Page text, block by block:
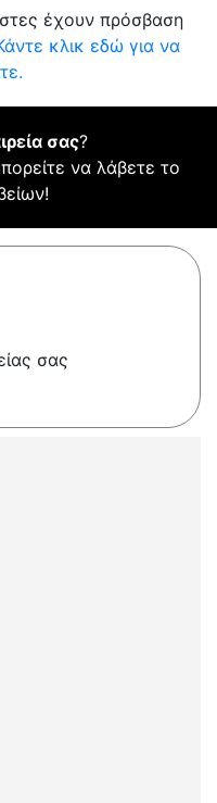
έχουν πρόσβαση
κλικ εδώ για να
σας?
να λάβετε το
σας